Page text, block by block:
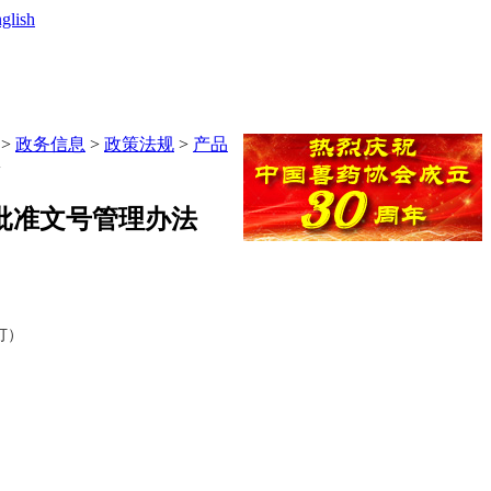
> 政务信息 > 政策法规 > 产品
准文号管理办法